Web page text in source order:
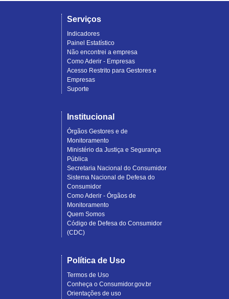
Serviços
Indicadores
Painel Estatístico
Não encontrei a empresa
Como Aderir - Empresas
Acesso Restrito para Gestores e
Empresas
Suporte
Institucional
Órgãos Gestores e de
Monitoramento
Ministério da Justiça e Segurança
Pública
Secretaria Nacional do Consumidor
Sistema Nacional de Defesa do
Consumidor
Como Aderir - Órgãos de
Monitoramento
Quem Somos
Código de Defesa do Consumidor
(CDC)
Política de Uso
Termos de Uso
Conheça o Consumidor.gov.br
Orientações de uso